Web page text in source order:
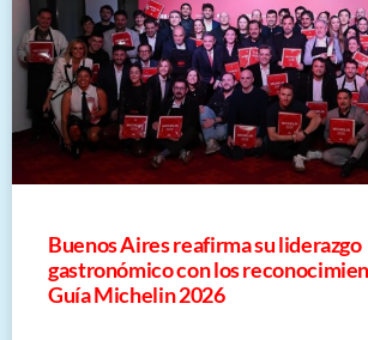
Buenos Aires reafirma su liderazgo
gastronómico con los
Guía Michelin 2026